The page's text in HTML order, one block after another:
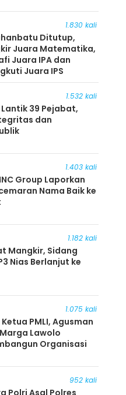
1.830 kali
Ditutup,
Juara Matematika,
Juara IPA dan
Juara IPS
1.532 kali
39 Pejabat,
dan
1.403 kali
Group Laporkan
Nama Baik ke
1.182 kali
Mangkir, Sidang
Nias Berlanjut ke
1.075 kali
PMLI, Agusman
Lawolo
Organisasi
952 kali